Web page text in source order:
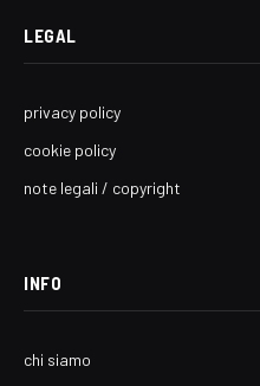
LEGAL
privacy policy
cookie policy
note legali / copyright
INFO
chi siamo